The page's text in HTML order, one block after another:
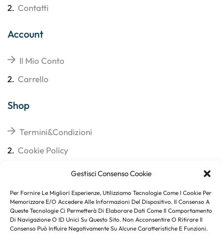
Gestisci Consenso Cookie
Per Fornire Le Migliori Esperienze, Utilizziamo Tecnologie Come I Cookie Per
Memorizzare E/o Accedere Alle Informazioni Del Dispositivo. Il Consenso A
Queste Tecnologie Ci Permetterà Di Elaborare Dati Come Il Comportamento
Di Navigazione O ID Unici Su Questo Sito. Non Acconsentire O Ritirare Il
Consenso Può Influire Negativamente Su Alcune Caratteristiche E Funzioni.
2. Contatti
Account
Il Mio Conto
2. Carrello
Shop
Termini&Condizioni
2. Cookie Policy